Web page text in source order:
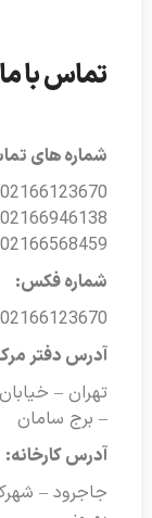
تماس با ما
شماره های
02166123670
02166946138
02166568459
شماره فکس:
02166123670
آدرس دفتر
تهران –
– برج سامان
آدرس کارخانه:
جاجرود –